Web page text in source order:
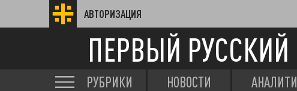
АВТОРИЗАЦИЯ
ПЕРВЫЙ РУССКИЙ
РУБРИКИ НОВОСТИ